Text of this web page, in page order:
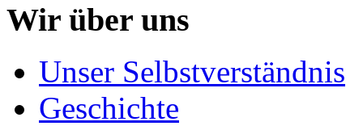
Wir über uns
Unser Selbstverständnis
Geschichte